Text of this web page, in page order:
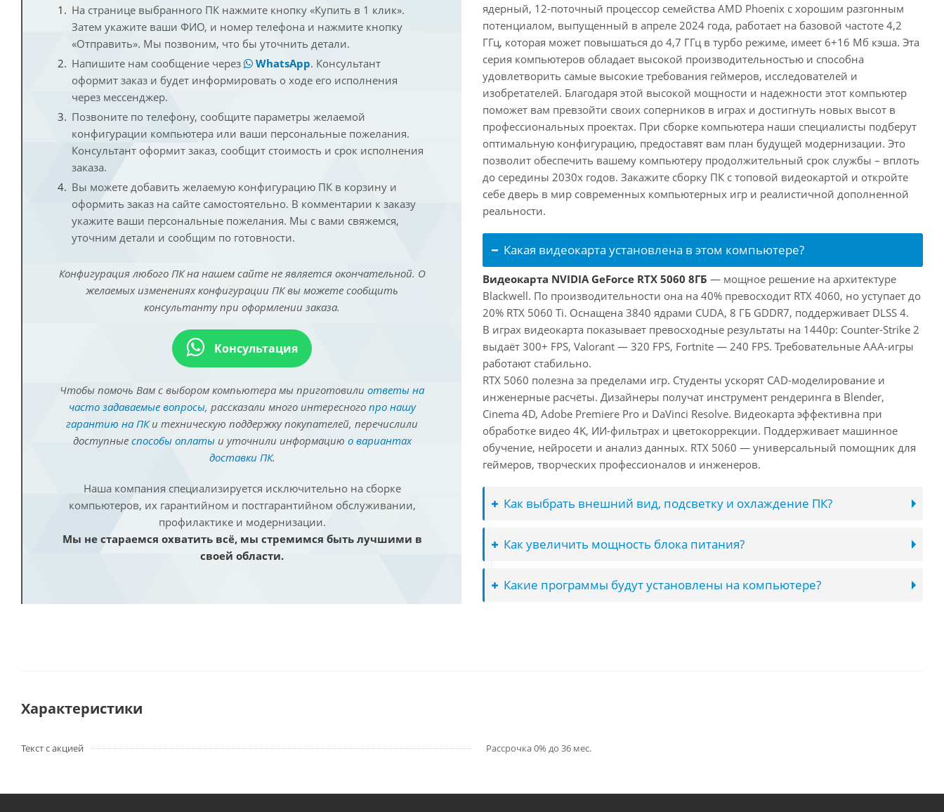
На странице выбранного ПК нажмите кнопку «Купить в 1 клик».
Затем укажите ваши ФИО, и номер телефона и нажмите кнопку
«Отправить». Мы позвоним, что бы уточнить детали.
Напишите нам сообщение через
WhatsApp. Консультант
оформит заказ и будет информировать о ходе его исполнения
через мессенджер.
Позвоните по телефону, сообщите параметры желаемой
конфигурации компьютера или ваши персональные пожелания.
Консультант оформит заказ, сообщит стоимость и срок исполнения
заказа.
Вы можете добавить желаемую конфигурацию ПК в корзину и
оформить заказ на сайте самостоятельно. В комментарии к заказу
укажите ваши персональные пожелания. Мы с вами свяжемся,
уточним детали и сообщим по готовности.
Конфигурация любого ПК на нашем сайте не является окончательной. О
желаемых изменениях конфигурации ПК вы можете сообщить
консультанту при оформлении заказа.
Консультация
Чтобы помочь Вам с выбором компьютера мы приготовили ответы на
часто задаваемые вопросы, рассказали много интересного про нашу
гарантию на ПКи техническую поддержку покупателей, перечислили
доступные способы оплатыи уточнили информацию о вариантах
доставки ПК.
Наша компания специализируется исключительно на сборке
компьютеров, их гарантийном и постгарантийном обслуживании,
профилактике и модернизации.
Мы не стараемся охватить всё, мы стремимся быть лучшими в
своей области.
ядерный, 12-поточный процессор семейства AMD Phoenix с хорошим разгонным
потенциалом, выпущенный в апреле 2024 года, работает на базовой частоте 4,2
ГГц, которая может повышаться до 4,7 ГГц в турбо режиме, имеет 6+16 Мб кэша. Эта
серия компьютеров обладает высокой производительностью и способна
удовлетворить самые высокие требования геймеров, исследователей и
изобретателей. Благодаря этой высокой мощности и надежности этот компьютер
поможет вам превзойти своих соперников в играх и достигнуть новых высот в
профессиональных проектах. При сборке компьютера наши специалисты подберут
оптимальную конфигурацию, предоставят вам план будущей модернизации. Это
позволит обеспечить вашему компьютеру продолжительный срок службы – вплоть
до середины 2030х годов. Закажите сборку ПК с топовой видеокартой и откройте
себе дверь в мир современных компьютерных игр и реалистичной дополненной
реальности.
Какая видеокарта установлена в этом компьютере?
Видеокарта NVIDIA GeForce RTX 5060 8ГБ — мощное решение на архитектуре
Blackwell. По производительности она на 40% превосходит RTX 4060, но уступает до
20% RTX 5060 Ti. Оснащена 3840 ядрами CUDA, 8 ГБ GDDR7, поддерживает DLSS 4.
В играх видеокарта показывает превосходные результаты на 1440p: Counter-Strike 2
выдаёт 300+ FPS, Valorant — 320 FPS, Fortnite — 240 FPS. Требовательные AAA-игры
работают стабильно.
RTX 5060 полезна за пределами игр. Студенты ускорят CAD-моделирование и
инженерные расчёты. Дизайнеры получат инструмент рендеринга в Blender,
Cinema 4D, Adobe Premiere Pro и DaVinci Resolve. Видеокарта эффективна при
обработке видео 4K, ИИ-фильтрах и цветокоррекции. Поддерживает машинное
обучение, нейросети и анализ данных. RTX 5060 — универсальный помощник для
геймеров, творческих профессионалов и инженеров.
Как выбрать внешний вид, подсветку и охлаждение ПК?
Как увеличить мощность блока питания?
Какие программы будут установлены на компьютере?
Характеристики
Текст с акцией Рассрочка 0% до 36 мес.